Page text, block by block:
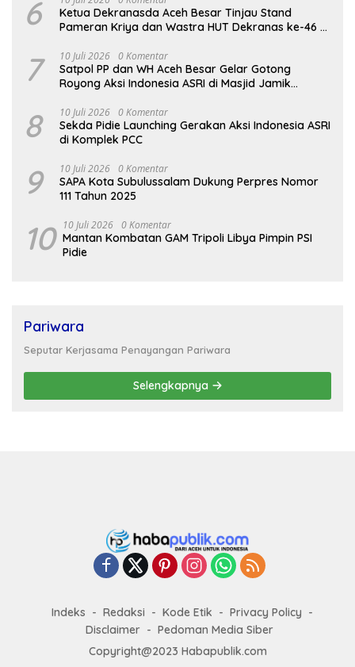
6
Ketua Dekranasda Aceh Besar Tinjau Stand
Pameran Kriya dan Wastra HUT Dekranas ke-46 di
7 10 Juli 2026 0 Komentar
Satpol PP dan WH Aceh Besar Gelar Gotong
Royong Aksi Indonesia ASRI di Masjid Jamik
8 10 Juli 2026 0 Komentar
Sekda Pidie Launching Gerakan Aksi Indonesia ASRI
di Komplek PCC
9 10 Juli 2026 0 Komentar
SAPA Kota Subulussalam Dukung Perpres Nomor
111 Tahun 2025
10 10 Juli 2026 0 Komentar
Mantan Kombatan GAM Tripoli Libya Pimpin PSI
Pidie
Pariwara
Seputar Kerjasama Penayangan Pariwara
Selengkapnya
Indeks Redaksi Kode Etik
Privacy Policy
Disclaimer
Pedoman Media Siber
Copyright@2023 Habapublik.com